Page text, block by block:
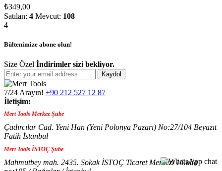
₺349,00 .
Satılan: 4 Mevcut: 108
4
Bültenimize abone olun!
Size Özel İndirimler sizi bekliyor.
Kaydol
7/24 Arayın! +90 212 527 12 87
İletişim:
Mert Tools Merkez Şube
Çadırcılar Cad. Yeni Han (Yeni Polonya Pazarı) No:27/104 Beyazıt
Fatih İstanbul
Mert Tools İSTOÇ Şube
Mahmutbey mah. 2435. Sokak İSTOÇ Ticaret Merkezi 16.ada